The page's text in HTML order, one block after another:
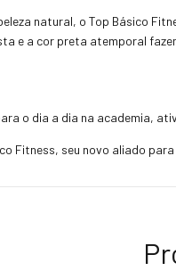
natural, o Top Básico
e a cor preta atemporal
o dia a dia na academia,
Fitness, seu novo aliado